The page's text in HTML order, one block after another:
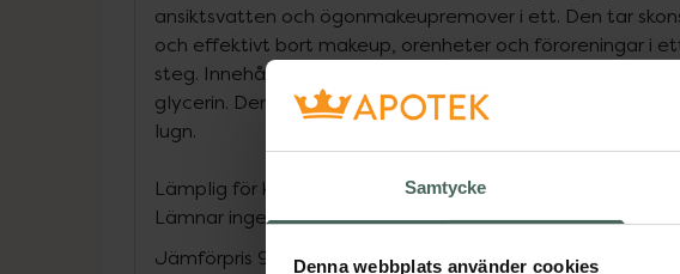
Samtycke
Denna webbplats använder cookies
ansiktsvatten och ögonmakeupremover i ett. Den tar
och effektivt bort makeup, orenheter och föroreningar i
steg. Innehåller Vichy vulkaniskt vatten och är förstärkt med
glycerin. Denna multirengöring lämnar din hud mjuk,
lugn.
Lämplig för känslig hud, ögon och kontaktlinsbärare.
Lämnar ingen fet känsla.
Jämförpris 975 kr/l